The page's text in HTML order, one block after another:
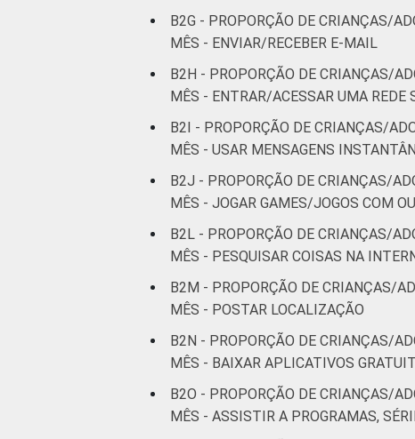
B2G - PROPORÇÃO DE CRIANÇAS/
MÊS - ENVIAR/RECEBER E-MAIL
B2H - PROPORÇÃO DE CRIANÇAS/
MÊS - ENTRAR/ACESSAR UMA REDE
B2I - PROPORÇÃO DE CRIANÇAS/
MÊS - USAR MENSAGENS
B2J - PROPORÇÃO DE CRIANÇAS/
MÊS - JOGAR GAMES/JOGOS COM
B2L - PROPORÇÃO DE CRIANÇAS/
MÊS - PESQUISAR COISAS NA
B2M - PROPORÇÃO DE CRIANÇAS/
MÊS - POSTAR LOCALIZAÇÃO
B2N - PROPORÇÃO DE CRIANÇAS/
MÊS - BAIXAR APLICATIVOS
B2O - PROPORÇÃO DE CRIANÇAS/
MÊS - ASSISTIR A PROGRAMAS,